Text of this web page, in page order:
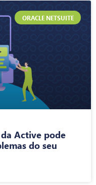
ORACLE NETSUITE
Active pode
do seu